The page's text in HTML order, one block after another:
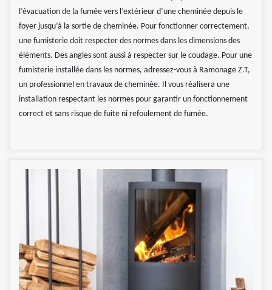
l’évacuation de la fumée vers l’extérieur d’une cheminée depuis le
foyer jusqu’à la sortie de cheminée. Pour fonctionner correctement,
une fumisterie doit respecter des normes dans les dimensions des
éléments. Des angles sont aussi à respecter sur le coudage. Pour une
fumisterie installée dans les normes, adressez-vous à Ramonage Z.T,
un professionnel en travaux de cheminée. Il vous réalisera une
installation respectant les normes pour garantir un fonctionnement
correct et sans risque de fuite ni refoulement de fumée.